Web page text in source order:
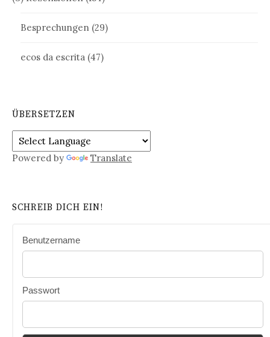
Besprechungen (29)
ecos da escrita (47)
ÜBERSETZEN
Powered by Translate
SCHREIB DICH EIN!
Benutzername
Passwort